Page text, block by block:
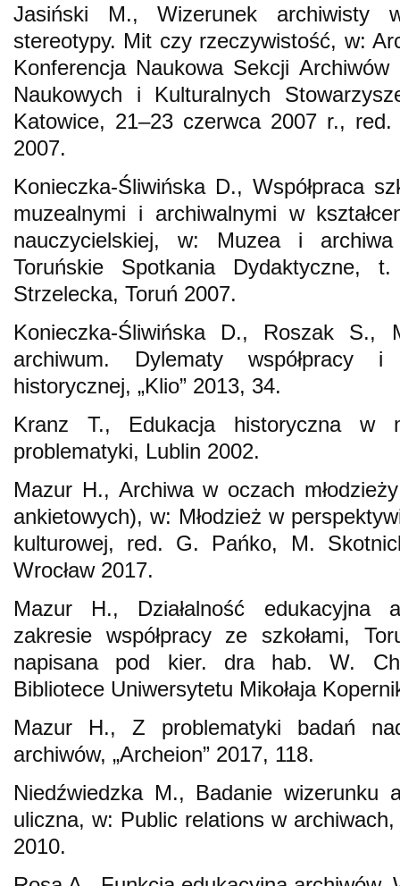
Jasiński M., Wizerunek archiwisty
stereotypy. Mit czy rzeczywistość, w:
Konferencja Naukowa Sekcji
Naukowych i Kulturalnych
Katowice, 21–23 czerwca 2007 r.,
2007.
Konieczka-Śliwińska D., Współpraca
muzealnymi i archiwalnymi w
nauczycielskiej, w: Muzea i
Toruńskie Spotkania
Strzelecka, Toruń 2007.
Konieczka-Śliwińska D., Roszak S.,
archiwum. Dylematy współpracy
historycznej, „Klio” 2013, 34.
Kranz T., Edukacja historyczna w
problematyki, Lublin 2002.
Mazur H., Archiwa w oczach
ankietowych), w: Młodzież w
kulturowej, red. G. Pańko, M.
Wrocław 2017.
Mazur H., Działalność edukacyjna
zakresie współpracy ze szkołami,
napisana pod kier. dra hab. W.
Bibliotece Uniwersytetu Mikołaja
Mazur H., Z problematyki badań
archiwów, „Archeion” 2017, 118.
Niedźwiedzka M., Badanie wizerunku
uliczna, w: Public relations w
2010.